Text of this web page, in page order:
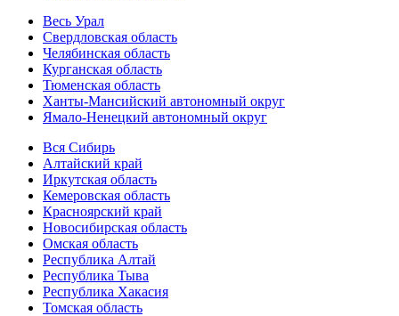
Весь Урал
Свердловская область
Челябинская область
Курганская область
Тюменская область
Ханты-Мансийский автономный округ
Ямало-Ненецкий автономный округ
Вся Сибирь
Алтайский край
Иркутская область
Кемеровская область
Красноярский край
Новосибирская область
Омская область
Республика Алтай
Республика Тыва
Республика Хакасия
Томская область